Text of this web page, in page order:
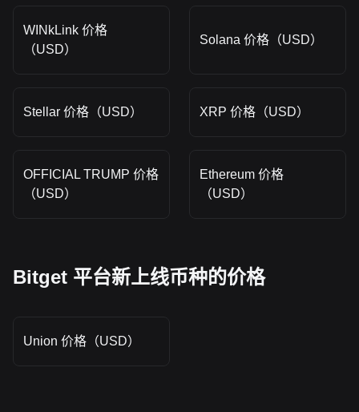
WINkLink 价格
（USD）
Solana 价格（USD）
Stellar 价格（USD） XRP 价格（USD）
OFFICIAL TRUMP 价格
（USD）
Ethereum 价格
（USD）
Bitget 平台新上线币种的价格
Union 价格（USD）